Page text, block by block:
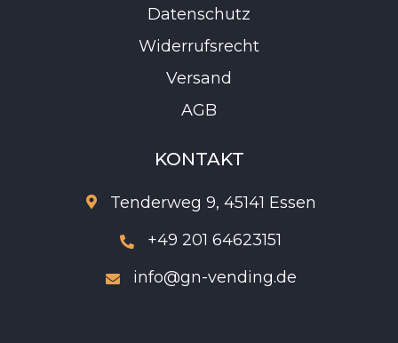
Datenschutz
Widerrufsrecht
Versand
AGB
KONTAKT
 Tenderweg 9, 45141 Essen
 +49 201 64623151
 info@gn-vending.de